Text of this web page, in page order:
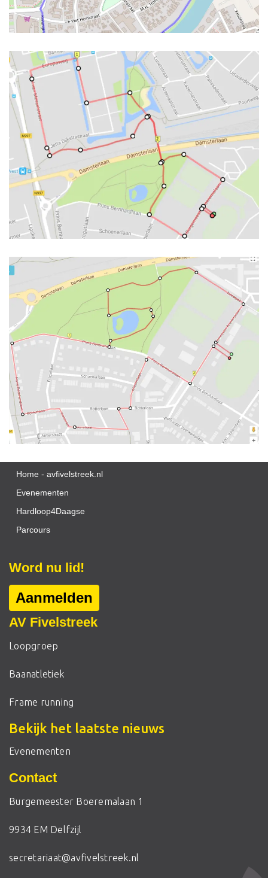
Home - avfivelstreek.nl
Evenementen
Hardloop4Daagse
Parcours
Word nu lid!
Aanmelden
AV Fivelstreek
Loopgroep
Baanatletiek
Frame running
Bekijk het laatste nieuws
Evenementen
Contact
Burgemeester Boeremalaan 1
9934 EM Delfzijl
secretariaat@avfivelstreek.nl